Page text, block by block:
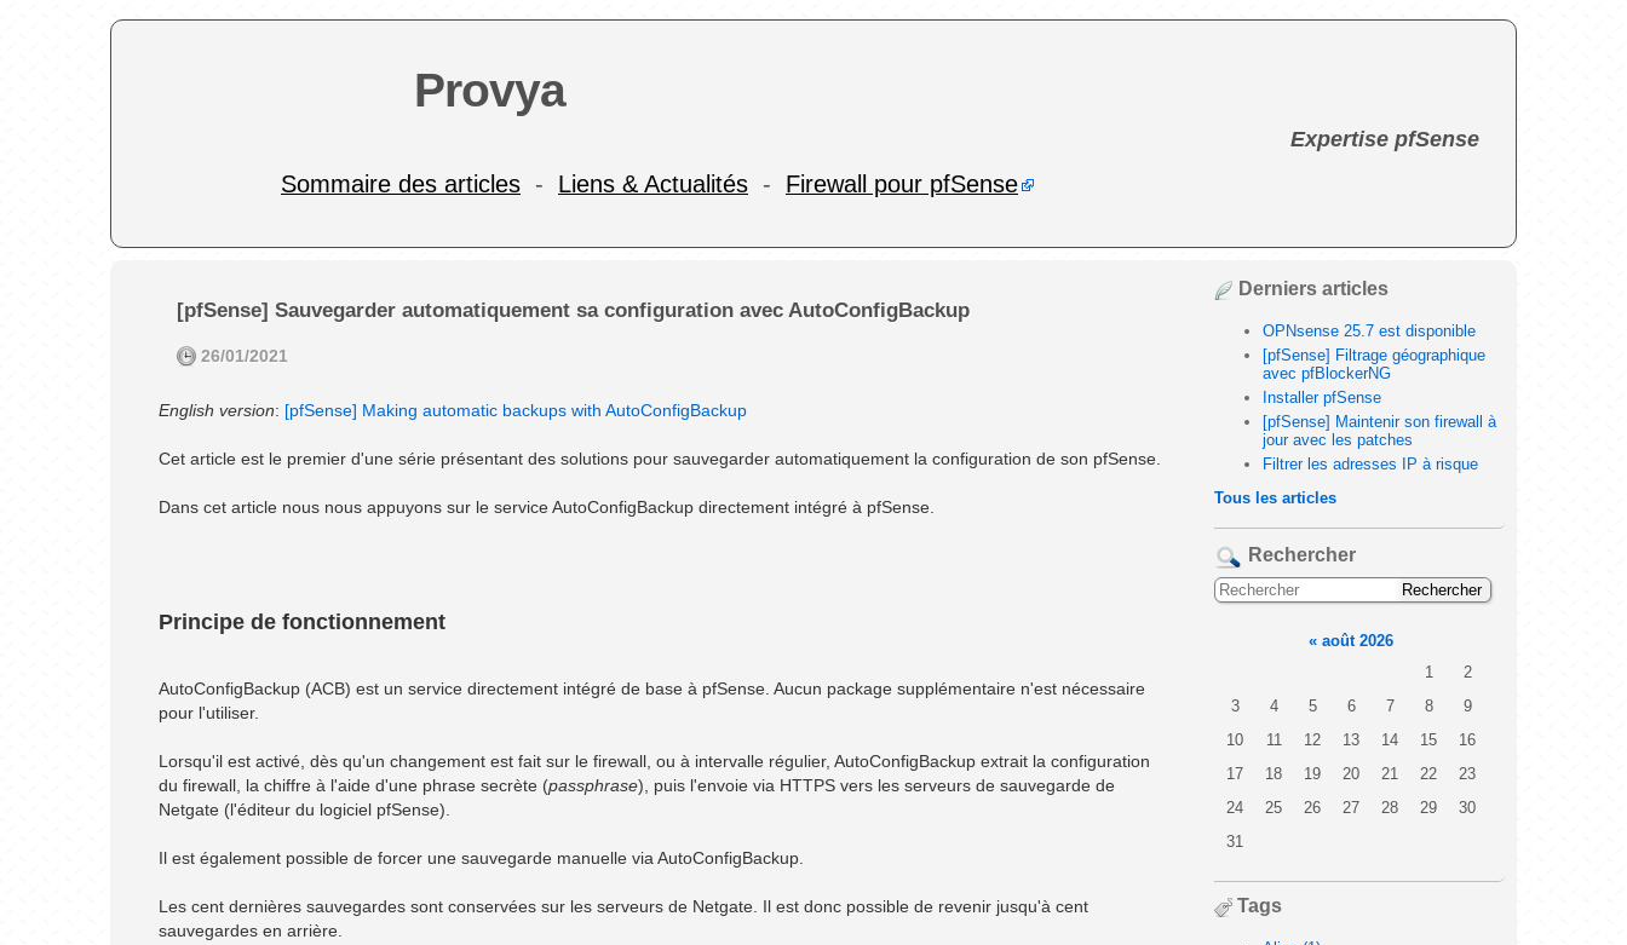
Provya
Expertise pfSense
Sommaire des articles - Liens & Actualités - Firewall pour pfSense
Derniers articles
OPNsense 25.7 est disponible
[pfSense] Filtrage géographique
avec pfBlockerNG
Installer pfSense
[pfSense] Maintenir son firewall à
jour avec les patches
Filtrer les adresses IP à risque
Tous les articles
Rechercher
« août 2026
1
2
3
4 5 6 7 8
9
10
11 12 13 14 15
16
17
18 19 20 21 22
23
24
25 26 27 28 29
30
31
Tags
[pfSense] Sauvegarder automatiquement sa configuration avec AutoConfigBackup
26/01/2021
English version: [pfSense] Making automatic backups with AutoConfigBackup
Cet article est le premier d'une série présentant des solutions pour sauvegarder automatiquement la configuration de son pfSense.
Dans cet article nous nous appuyons sur le service AutoConfigBackup directement intégré à pfSense.
Principe de fonctionnement
AutoConfigBackup (ACB) est un service directement intégré de base à pfSense. Aucun package supplémentaire n'est nécessaire
pour l'utiliser.
Lorsqu'il est activé, dès qu'un changement est fait sur le firewall, ou à intervalle régulier, AutoConfigBackup extrait la configuration
du firewall, la chiffre à l'aide d'une phrase secrète (passphrase), puis l'envoie via HTTPS vers les serveurs de sauvegarde de
Netgate (l'éditeur du logiciel pfSense).
Il est également possible de forcer une sauvegarde manuelle via AutoConfigBackup.
Les cent dernières sauvegardes sont conservées sur les serveurs de Netgate. Il est donc possible de revenir jusqu'à cent
sauvegardes en arrière.